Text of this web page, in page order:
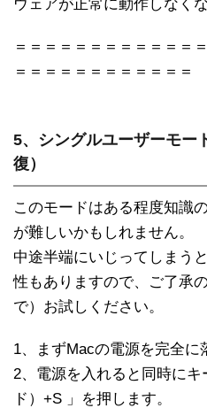
ウェアが正常に動作しなく
＝＝＝＝＝＝＝＝＝＝＝＝
＝＝＝＝＝＝＝＝＝＝＝＝
5、シングルユーザーモー
復）
このモードはある程度知識
が難しいかもしれません。
中途半端にいじってしまう
性もありますので、ご了承
で）お試しください。
1、まずMacの電源を完全に
2、電源を入れると同時に
ド）+S 」を押します。